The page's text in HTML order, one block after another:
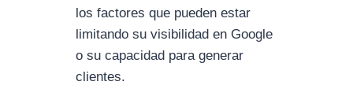
los factores que pueden estar
limitando su visibilidad en Google
o su capacidad para generar
clientes.